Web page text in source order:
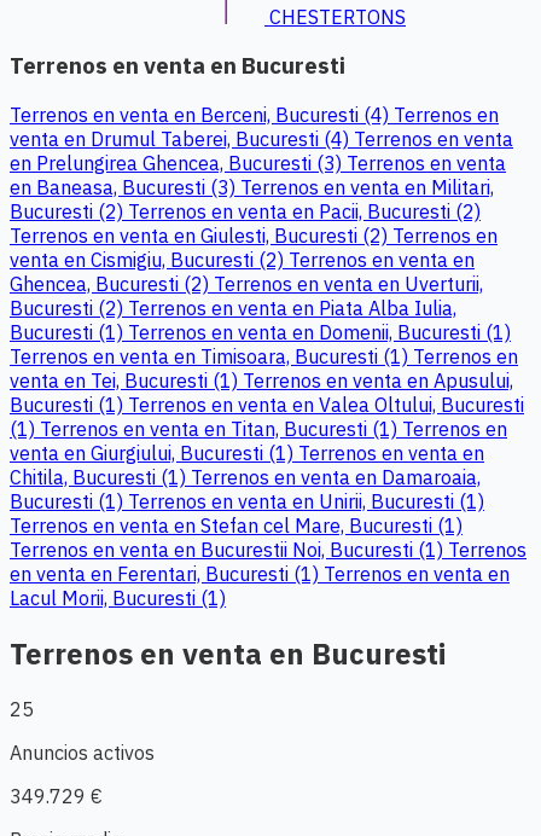
CHESTERTONS
Terrenos en venta en Bucuresti
Terrenos en venta en Berceni, Bucuresti (4) Terrenos en
venta en Drumul Taberei, Bucuresti (4) Terrenos en venta
en Prelungirea Ghencea, Bucuresti (3) Terrenos en venta
en Baneasa, Bucuresti (3) Terrenos en venta en Militari,
Bucuresti (2) Terrenos en venta en Pacii, Bucuresti (2)
Terrenos en venta en Giulesti, Bucuresti (2) Terrenos en
venta en Cismigiu, Bucuresti (2) Terrenos en venta en
Ghencea, Bucuresti (2) Terrenos en venta en Uverturii,
Bucuresti (2) Terrenos en venta en Piata Alba Iulia,
Bucuresti (1) Terrenos en venta en Domenii, Bucuresti (1)
Terrenos en venta en Timisoara, Bucuresti (1) Terrenos en
venta en Tei, Bucuresti (1) Terrenos en venta en Apusului,
Bucuresti (1) Terrenos en venta en Valea Oltului, Bucuresti
(1) Terrenos en venta en Titan, Bucuresti (1) Terrenos en
venta en Giurgiului, Bucuresti (1) Terrenos en venta en
Chitila, Bucuresti (1) Terrenos en venta en Damaroaia,
Bucuresti (1) Terrenos en venta en Unirii, Bucuresti (1)
Terrenos en venta en Stefan cel Mare, Bucuresti (1)
Terrenos en venta en Bucurestii Noi, Bucuresti (1) Terrenos
en venta en Ferentari, Bucuresti (1) Terrenos en venta en
Lacul Morii, Bucuresti (1)
Terrenos en venta en Bucuresti
25
Anuncios activos
349.729 €